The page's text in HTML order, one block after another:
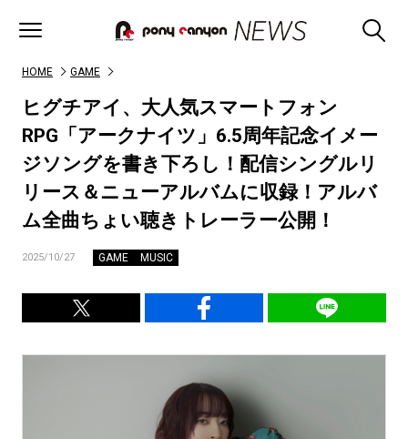
HOME GAME
ヒグチアイ、大人気スマートフォン
RPG「アークナイツ」6.5周年記念イメー
ジソングを書き下ろし！配信シングルリ
リース＆ニューアルバムに収録！アルバ
ム全曲ちょい聴きトレーラー公開！
2025/10/27 GAME MUSIC